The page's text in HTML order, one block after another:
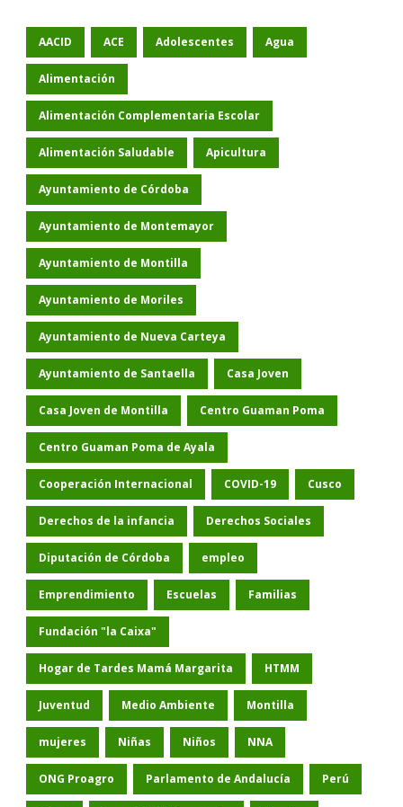
AACID ACE Adolescentes Agua
Alimentación
Alimentación Complementaria Escolar
Alimentación Saludable Apicultura
Ayuntamiento de Córdoba
Ayuntamiento de Montemayor
Ayuntamiento de Montilla
Ayuntamiento de Moriles
Ayuntamiento de Nueva Carteya
Ayuntamiento de Santaella Casa Joven
Casa Joven de Montilla Centro Guaman Poma
Centro Guaman Poma de Ayala
Cooperación Internacional COVID-19 Cusco
Derechos de la infancia Derechos Sociales
Diputación de Córdoba empleo
Emprendimiento Escuelas Familias
Fundación "la Caixa"
Hogar de Tardes Mamá Margarita HTMM
Juventud Medio Ambiente Montilla
mujeres Niñas Niños NNA
ONG Proagro Parlamento de Andalucía Perú